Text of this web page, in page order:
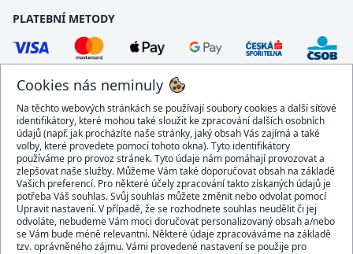
Cookies nás neminuly
Na těchto webových stránkách se používají soubory cookies a další síťové
identifikátory, které mohou také sloužit ke zpracování dalších osobních
údajů (např. jak procházíte naše stránky, jaký obsah Vás zajímá a také
volby, které provedete pomocí tohoto okna). Tyto identifikátory
používáme pro provoz stránek. Tyto údaje nám pomáhají provozovat a
zlepšovat naše služby. Můžeme Vám také doporučovat obsah na základě
Vašich preferencí. Pro některé účely zpracování takto získaných údajů je
potřeba Váš souhlas. Svůj souhlas můžete změnit nebo odvolat pomocí
Upravit nastavení. V případě, že se rozhodnete souhlas neudělit či jej
odvoláte, nebudeme Vám moci doručovat personalizovaný obsah a/nebo
se Vám bude méně relevantní. Některé údaje zpracováváme na základě
tzv. oprávněného zájmu. Vámi provedené nastavení se použije pro
PLATEBNÍ METODY
DOPRAVCI
BEZPEČNÝ OBCHOD